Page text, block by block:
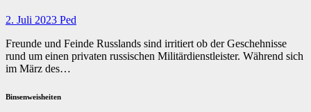
2. Juli 2023 Ped
Freunde und Feinde Russlands sind irritiert ob der Geschehnisse
rund um einen privaten russischen Militärdienstleister. Während sich
im März des…
Binsenweisheiten